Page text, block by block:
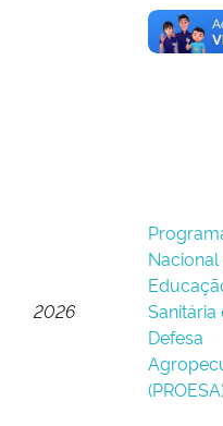
2026
Nacional
Sanitária
Defesa